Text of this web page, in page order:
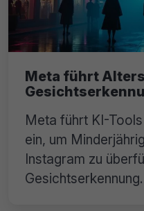
Meta führt
Meta führt KI-
ein, um
Instagram zu
Gesichtserkennung.